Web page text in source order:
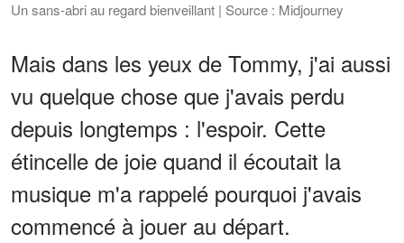
Un sans-abri au regard bienveillant | Source : Midjourney
Mais dans les yeux de Tommy, j'ai aussi
vu quelque chose que j'avais perdu
depuis longtemps : l'espoir. Cette
étincelle de joie quand il écoutait la
musique m'a rappelé pourquoi j'avais
commencé à jouer au départ.